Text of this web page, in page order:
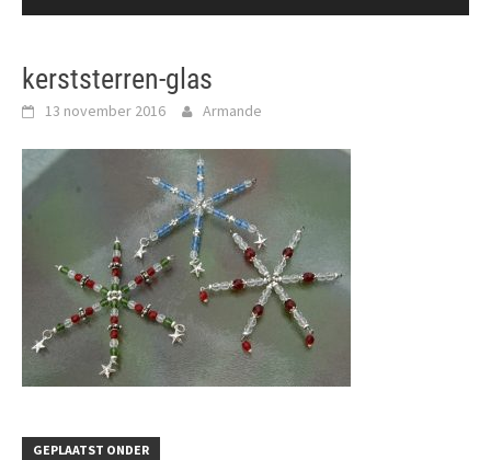
kerststerren-glas
13 november 2016 Armande
GEPLAATST ONDER